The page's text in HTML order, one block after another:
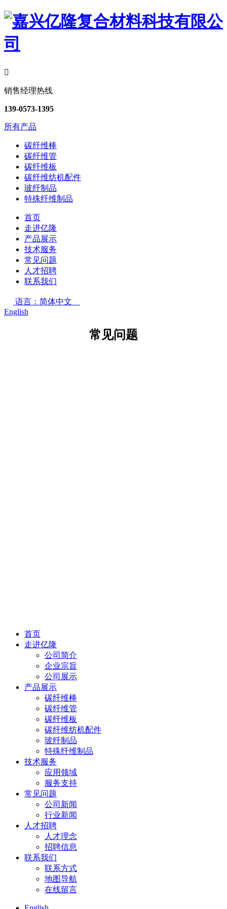

销售经理热线
139-0573-1395
所有产品
碳纤维棒
碳纤维管
碳纤维板
碳纤维纺机配件
玻纤制品
特殊纤维制品
首页
走进亿隆
产品展示
技术服务
常见问题
人才招聘
联系我们
语言：简体中文
English
常见问题
首页
走进亿隆
公司简介
企业宗旨
公司展示
产品展示
碳纤维棒
碳纤维管
碳纤维板
碳纤维纺机配件
玻纤制品
特殊纤维制品
技术服务
应用领域
服务支持
常见问题
公司新闻
行业新闻
人才招聘
人才理念
招聘信息
联系我们
联系方式
地图导航
在线留言